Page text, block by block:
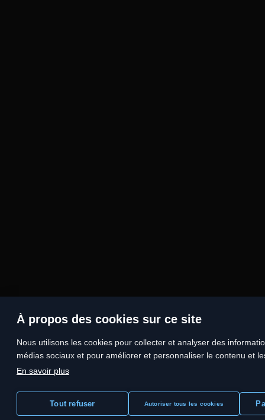
À propos des cookies sur ce site
Nous utilisons les cookies pour collecter et analyser des
médias sociaux et pour améliorer et personnaliser le contenu et
En savoir plus
Tout refuser Autoriser tous les cookies